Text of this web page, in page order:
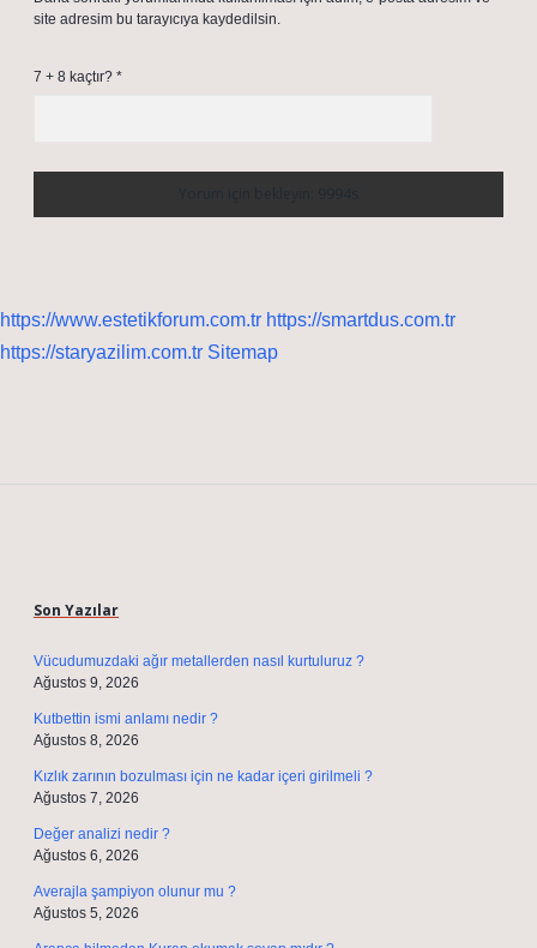
site adresim bu tarayıcıya kaydedilsin.
7 + 8 kaçtır? *
https://www.estetikforum.com.tr https://smartdus.com.tr
https://staryazilim.com.tr Sitemap
Son Yazılar
Vücudumuzdaki ağır metallerden nasıl kurtuluruz ?
Ağustos 9, 2026
Kutbettin ismi anlamı nedir ?
Ağustos 8, 2026
Kızlık zarının bozulması için ne kadar içeri girilmeli ?
Ağustos 7, 2026
Değer analizi nedir ?
Ağustos 6, 2026
Averajla şampiyon olunur mu ?
Ağustos 5, 2026